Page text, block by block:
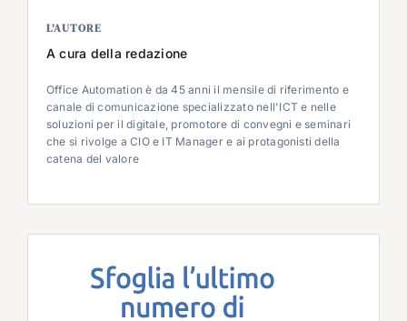
L’AUTORE
A cura della redazione
Office Automation è da 45 anni il mensile di riferimento e
canale di comunicazione specializzato nell'ICT e nelle
soluzioni per il digitale, promotore di convegni e seminari
che si rivolge a CIO e IT Manager e ai protagonisti della
catena del valore